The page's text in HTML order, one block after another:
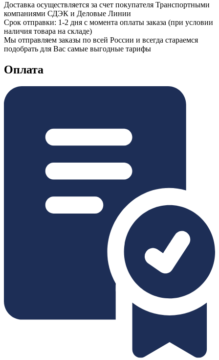
Доставка осуществляется за счет покупателя Транспортными
компаниями СДЭК и Деловые Линии
Срок отправки: 1-2 дня с момента оплаты заказа (при условии
наличия товара на складе)
Мы отправляем заказы по всей России и всегда стараемся
подобрать для Вас самые выгодные тарифы
Оплата